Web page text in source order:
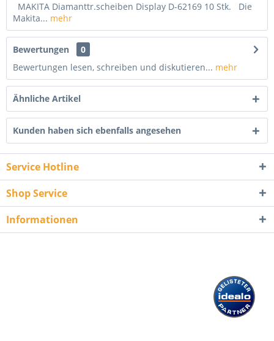
MAKITA Diamanttr.scheiben Display D-62169 10 Stk. Die
Makita... mehr
Bewertungen
0
Bewertungen lesen, schreiben und diskutieren... mehr
Ähnliche Artikel
Kunden haben sich ebenfalls angesehen
Service Hotline
Shop Service
Informationen